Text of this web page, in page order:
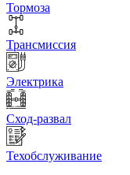
Тормоза
Трансмиссия
Электрика
Сход-развал
Техобслуживание